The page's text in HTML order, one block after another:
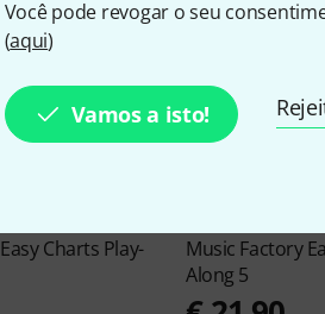
Você pode revogar o seu
(aqui)
Vamos a isto!
Easy Charts Play-
Music Factory
Along 5